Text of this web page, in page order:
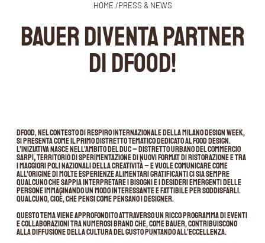
HOME /PRESS & NEWS
Bauer diventa partner
di DFood!
DFood, nel contesto di respiro internazionale della Milano design Week,
si presenta come il primo distretto tematico dedicato al food design.
L’iniziativa nasce nell’ambito del DUC – Distretto Urbano del Commercio
Sarpi,territorio di sperimentazione di nuovi format di ristorazione e tra
i maggiori poli nazionali della creatività – e vuole comunicare come
all’origine di molte esperienze alimentari gratificanti ci sia sempre
qualcuno che sappia interpretare i bisogni e i desideri emergenti delle
persone immaginando un modo interessante e fattibile per soddisfarli.
Qualcuno, cioè, che pensi come pensano i designer.
Questo tema viene approfondito attraverso un ricco programma di eventi
e collaborazioni tra numerosi brand che, come Bauer, contribuiscono
alla diffusione della cultura del gusto puntando all’eccellenza.